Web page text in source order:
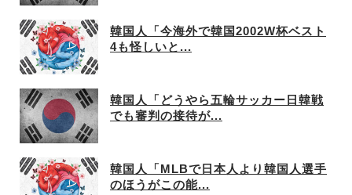
韓国人「今海外で韓国2002W杯ベスト
4も怪しいと...
韓国人「どうやら五輪サッカー日韓戦
でも審判の接待が...
韓国人「MLBで日本人より韓国人選手
のほうがこの能...